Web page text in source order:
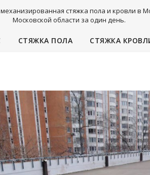
стяжка пола и кровли в
Московской области за один день.
СТЯЖКА ПОЛА СТЯЖКА